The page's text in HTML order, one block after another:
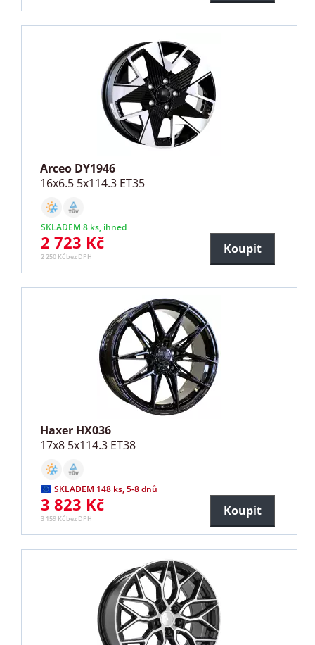
Arceo DY1946
16x6.5 5x114.3 ET35
SKLADEM 8 ks, ihned
2 723 Kč
2 250 Kč bez DPH
Koupit
Haxer HX036
17x8 5x114.3 ET38
SKLADEM 148 ks, 5-8 dnů
3 823 Kč
3 159 Kč bez DPH
Koupit